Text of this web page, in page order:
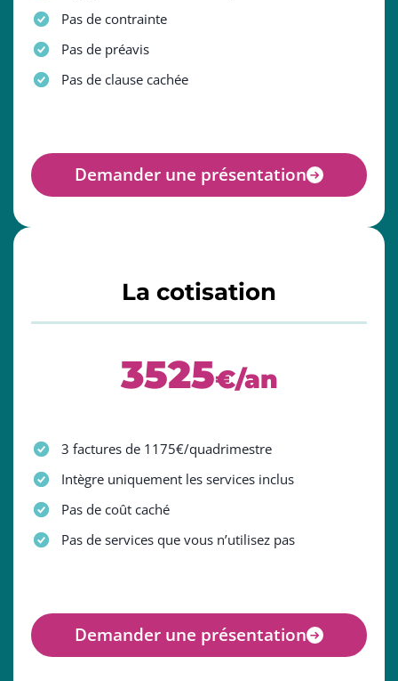
Pas de contrainte
Pas de préavis
Pas de clause cachée
Demander une présentation
La cotisation
3525€/an
3 factures de 1175€/quadrimestre
Intègre uniquement les services inclus
Pas de coût caché
Pas de services que vous n’utilisez pas
Demander une présentation